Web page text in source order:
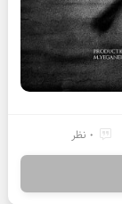
0 نظر